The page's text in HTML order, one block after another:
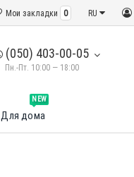
RU
Мои закладки 0
(050) 403-00-05
Пн.-Пт. 10:00 — 18:00
NEW
Для дома